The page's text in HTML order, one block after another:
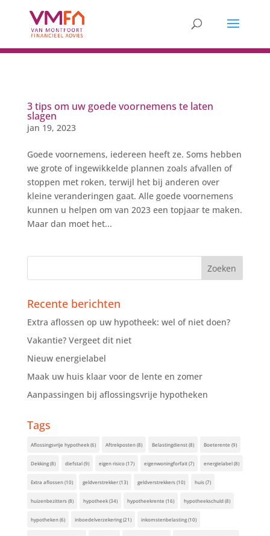
3 tips om uw goede voornemens te laten
slagen
jan 19, 2023
Goede voornemens, iedereen heeft ze. Soms hebben
we grote of ingewikkelde plannen zoals afvallen of
stoppen met roken, terwijl het bij anderen over
kleine veranderingen gaat. Alle goede voornemens
kunnen u helpen om van 2023 een topjaar te maken.
Maar dan moet het...
Recente berichten
Extra aflossen op uw hypotheek: wel of niet doen?
Vakantie? Vergeet dit niet
Nieuw energielabel
Maak uw huis klaar voor de lente en zomer
Aanpassingen bij aflossingsvrije hypotheken
Tags
Aflossingsvrije hypotheek(6) Aftrekposten(8) Belastingdienst(8) Boeterente (9)
Dekking(8) diefstal(9) eigen risico(17) eigenwoningforfait(7) energielabel(8)
Extra aflossen(10) geldverstrekker(13) geldverstrekkers(10) huis(7)
huizenbezitters(8) hypotheek(34) hypotheekrente (16) hypotheekschuld(8)
hypotheken(6) inboedelverzekering(21) inkomstenbelasting(10)